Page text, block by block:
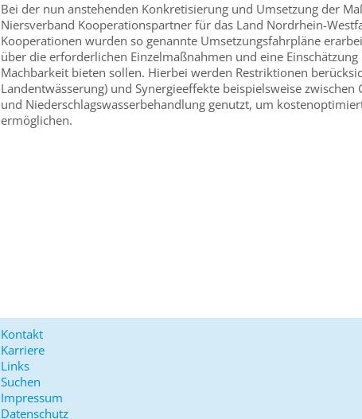
Bei der nun anstehenden Konkretisierung und Umsetzung der
Niersverband Kooperationspartner für das Land Nordrhein-
Kooperationen wurden so genannte Umsetzungsfahrpläne
über die erforderlichen Einzelmaßnahmen und eine
Machbarkeit bieten sollen. Hierbei werden Restriktionen
Landentwässerung) und Synergieeffekte beispielsweise zwischen
und Niederschlagswasserbehandlung genutzt, um
ermöglichen.
Kontakt
Karriere
Links
Suchen
Impressum
Datenschutz